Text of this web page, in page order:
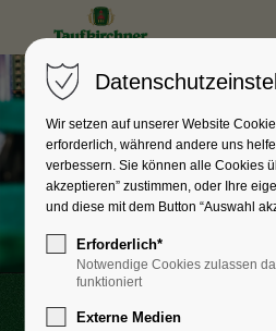
Wir setzen auf unserer Website
erforderlich, während andere uns
verbessern. Sie können alle Cookies
akzeptieren” zustimmen, oder Ihre
und diese mit dem Button “Auswahl
Erforderlich*
Notwendige Cookies zulassen
funktioniert
Externe Medien